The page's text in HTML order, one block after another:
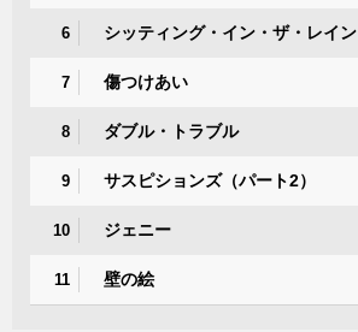
6 シッティング・イン・ザ・レイン
7 傷つけあい
8 ダブル・トラブル
9 サスピションズ（パート2）
10 ジェニー
11 壁の絵